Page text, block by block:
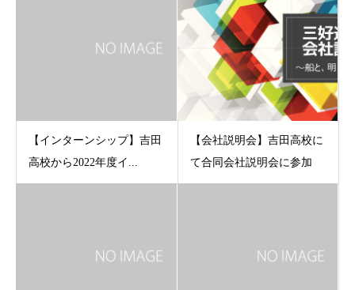
【インターンシップ】吉田
高校から2022年度イ...
【会社説明会】吉田高校に
て合同会社説明会に参加